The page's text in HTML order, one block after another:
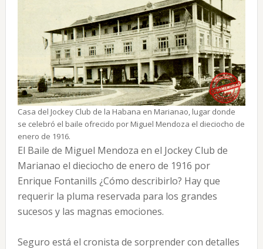
Casa del Jockey Club de la Habana en Marianao, lugar donde
se celebró el baile ofrecido por Miguel Mendoza el dieciocho de
enero de 1916.
El Baile de Miguel Mendoza en el Jockey Club de
Marianao el dieciocho de enero de 1916 por
Enrique Fontanills ¿Cómo describirlo? Hay que
requerir la pluma reservada para los grandes
sucesos y las magnas emociones.
Seguro está el cronista de sorprender con detalles